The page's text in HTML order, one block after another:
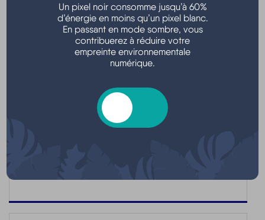
Argent - Impôts - Consommation
Un pixel noir consomme jusqu’à 60%
d’énergie en moins qu’un pixel blanc.
En passant en mode sombre, vous
contribuerez à réduire votre
empreinte environnementale
numérique.